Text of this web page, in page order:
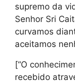
supremo da
Senhor Sri
curvamos
aceitamos
[“O
recebido